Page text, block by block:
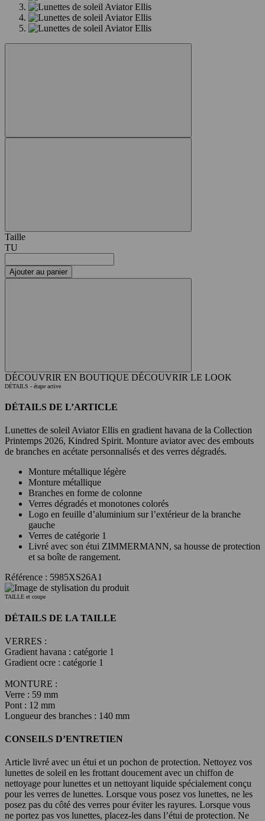
Taille
TU
Ajouter au panier
DÉCOUVRIR EN BOUTIQUE DÉCOUVRIR LE LOOK
DÉTAILS - étape active
DÉTAILS DE L’ARTICLE
Lunettes de soleil Aviator Ellis en gradient havana de la Collection
Printemps 2026, Kindred Spirit. Monture aviator avec des embouts
de branches en acétate personnalisés et des verres dégradés.
Monture métallique légère
Monture métallique
Branches en forme de colonne
Verres dégradés et monotones colorés
Logo en feuille d’aluminium sur l’extérieur de la branche
gauche
Verres de catégorie 1
Livré avec son étui ZIMMERMANN, sa housse de protection
et sa boîte de rangement.
Référence : 5985XS26A1
TAILLE et coupe
DÉTAILS DE LA TAILLE
VERRES :
Gradient havana : catégorie 1
Gradient ocre : catégorie 1
MONTURE :
Verre : 59 mm
Pont : 12 mm
Longueur des branches : 140 mm
CONSEILS D’ENTRETIEN
Article livré avec un étui et un pochon de protection. Nettoyez vos
lunettes de soleil en les frottant doucement avec un chiffon de
nettoyage pour lunettes et un nettoyant liquide spécialement conçu
pour les verres de lunettes. Lorsque vous posez vos lunettes, ne les
posez pas du côté des verres pour éviter les rayures. Lorsque vous
ne portez pas vos lunettes, placez-les dans l’étui de protection. Ne